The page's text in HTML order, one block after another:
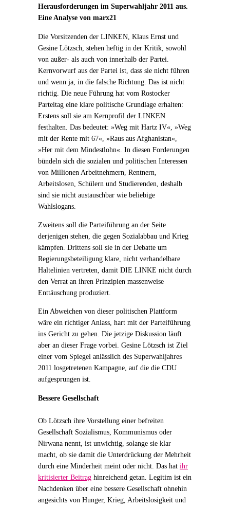
Herausforderungen im Superwahljahr 2011 aus.
Eine Analyse von marx21
Die Vorsitzenden der LINKEN, Klaus Ernst und
Gesine Lötzsch, stehen heftig in der Kritik, sowohl
von außer- als auch von innerhalb der Partei.
Kernvorwurf aus der Partei ist, dass sie nicht führen
und wenn ja, in die falsche Richtung. Das ist nicht
richtig. Die neue Führung hat vom Rostocker
Parteitag eine klare politische Grundlage erhalten:
Erstens soll sie am Kernprofil der LINKEN
festhalten. Das bedeutet: »Weg mit Hartz IV« »Weg
mit der Rente mit 67« »Raus aus Afghanistan«
»Her mit dem Mindestlohn« . In diesen Forderungen
bündeln sich die sozialen und politischen Interessen
von Millionen Arbeitnehmern, Rentnern,
Arbeitslosen, Schülern und Studierenden, deshalb
sind sie nicht austauschbar wie beliebige
Wahlslogans.
Zweitens soll die Parteiführung an der Seite
derjenigen stehen, die gegen Sozialabbau und Krieg
kämpfen. Drittens soll sie in der Debatte um
Regierungsbeteiligung klare, nicht verhandelbare
Haltelinien vertreten, damit DIE LINKE nicht durch
den Verrat an ihren Prinzipien massenweise
Enttäuschung produziert.
Ein Abweichen von dieser politischen Plattform
wäre ein richtiger Anlass, hart mit der Parteiführung
ins Gericht zu gehen. Die jetzige Diskussion läuft
aber an dieser Frage vorbei. Gesine Lötzsch ist Ziel
einer vom Spiegel anlässlich des Superwahljahres
2011 losgetretenen Kampagne, auf die die CDU
aufgesprungen ist.
Bessere Gesellschaft
Ob Lötzsch ihre Vorstellung einer befreiten
Gesellschaft Sozialismus, Kommunismus oder
Nirwana nennt, ist unwichtig, solange sie klar
macht, ob sie damit die Unterdrückung der Mehrheit
durch eine Minderheit meint oder nicht. Das hat ihr
kritisierter Beitrag hinreichend getan. Legitim ist ein
Nachdenken über eine bessere Gesellschaft ohnehin
angesichts von Hunger, Krieg, Arbeitslosigkeit und